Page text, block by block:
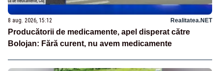
8 aug. 2026, 15:12 Realitatea.NET
Producătorii de medicamente, apel disperat către
Bolojan: Fără curent, nu avem medicamente